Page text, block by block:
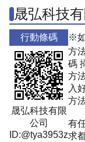
晟弘科技
行動條碼
晟弘科技有限
公司
ID:@tya3953z
※
方
碼
方
入
方
有
求